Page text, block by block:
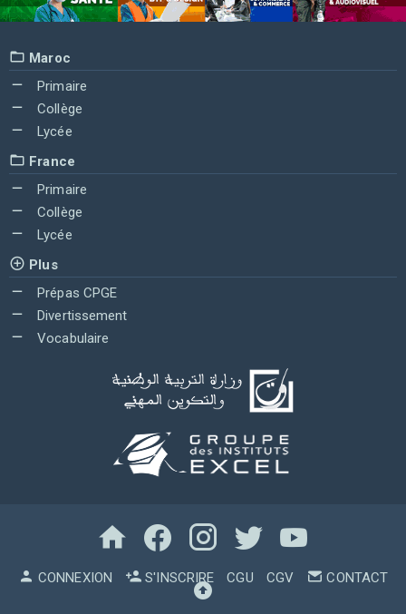
Maroc
Primaire
Collège
Lycée
France
Primaire
Collège
Lycée
Plus
Prépas CPGE
Divertissement
Vocabulaire
CONNEXION S'INSCRIRE CGU CGV CONTACT